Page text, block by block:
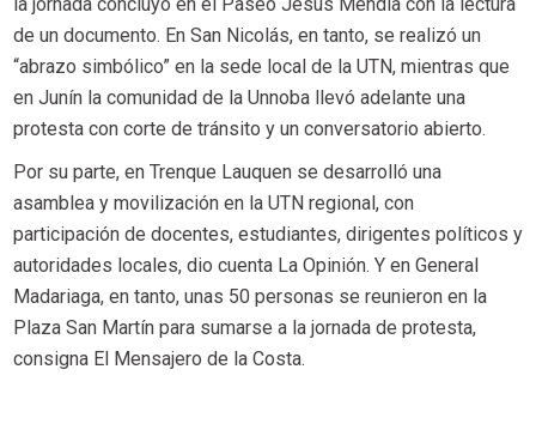
de un documento. En San Nicolás, en tanto, se realizó un
“abrazo simbólico” en la sede local de la UTN, mientras que
en Junín la comunidad de la Unnoba llevó adelante una
protesta con corte de tránsito y un conversatorio abierto.
Por su parte, en Trenque Lauquen se desarrolló una
asamblea y movilización en la UTN regional, con
participación de docentes, estudiantes, dirigentes políticos y
autoridades locales, dio cuenta La Opinión. Y en General
Madariaga, en tanto, unas 50 personas se reunieron en la
Plaza San Martín para sumarse a la jornada de protesta,
consigna El Mensajero de la Costa.